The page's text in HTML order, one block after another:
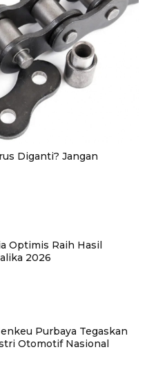
Diganti? Jangan
Optimis Raih Hasil
2026
Purbaya Tegaskan
Otomotif Nasional